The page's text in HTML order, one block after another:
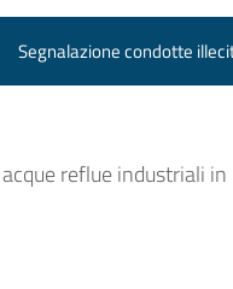
Segnalazione condotte
reflue industriali